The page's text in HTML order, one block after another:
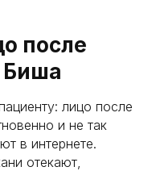
после
Биша
лицо после
и не так
в интернете.
отекают,